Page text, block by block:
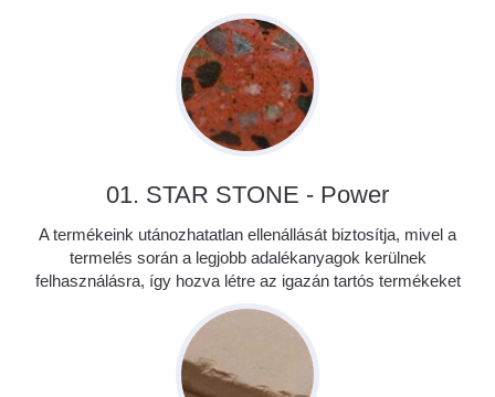
01. STAR STONE - Power
A termékeink utánozhatatlan ellenállását biztosítja, mivel a
termelés során a legjobb adalékanyagok kerülnek
felhasználásra, így hozva létre az igazán tartós termékeket